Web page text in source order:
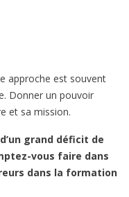
approche est souvent
Donner un pouvoir
et sa mission.
grand déficit de
vous faire dans
dans la formation